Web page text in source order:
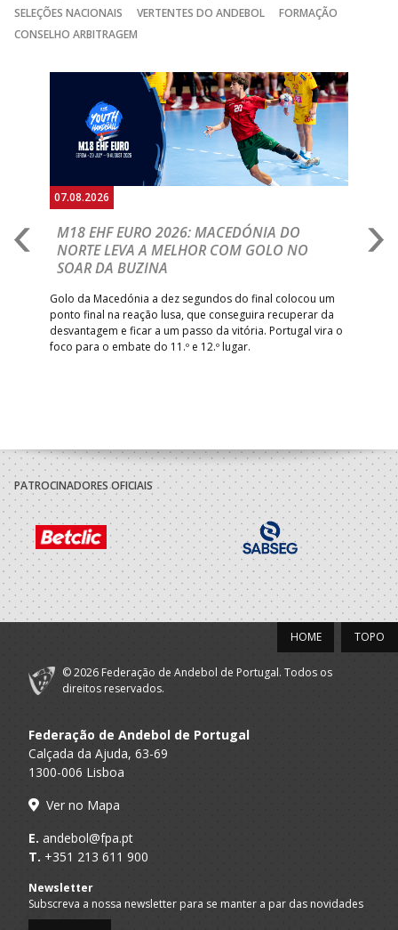
SELEÇÕES NACIONAIS
VERTENTES DO ANDEBOL
FORMAÇÃO
CONSELHO ARBITRAGEM
07.08.2026
M18 EHF EURO 2026: MACEDÓNIA DO
NORTE LEVA A MELHOR COM GOLO NO
SOAR DA BUZINA
Golo da Macedónia a dez segundos do final colocou um
ponto final na reação lusa, que conseguira recuperar da
desvantagem e ficar a um passo da vitória. Portugal vira o
foco para o embate do 11.º e 12.º lugar.
PATROCINADORES OFICIAIS
TOPO
HOME
© 2026 Federação de Andebol de Portugal. Todos os
direitos reservados.
Federação de Andebol de Portugal
Calçada da Ajuda, 63-69
1300-006 Lisboa
Ver no Mapa
E. andebol@fpa.pt
T. +351 213 611 900
Newsletter
Subscreva a nossa newsletter para se manter a par das novidades